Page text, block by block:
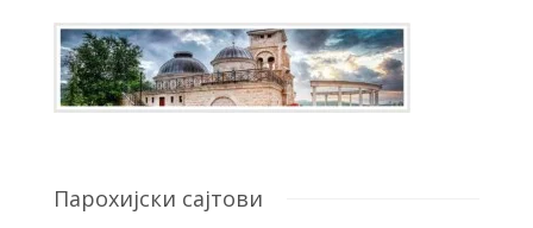
Парохијски сајтови